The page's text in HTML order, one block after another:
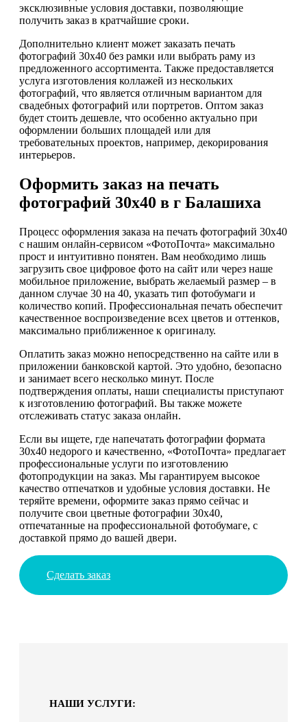
эксклюзивные условия доставки, позволяющие
получить заказ в кратчайшие сроки.
Дополнительно клиент может заказать печать
фотографий 30х40 без рамки или выбрать раму из
предложенного ассортимента. Также предоставляется
услуга изготовления коллажей из нескольких
фотографий, что является отличным вариантом для
свадебных фотографий или портретов. Оптом заказ
будет стоить дешевле, что особенно актуально при
оформлении больших площадей или для
требовательных проектов, например, декорирования
интерьеров.
Оформить заказ на печать
фотографий 30х40 в г Балашиха
Процесс оформления заказа на печать фотографий 30х40
с нашим онлайн-сервисом «ФотоПочта» максимально
прост и интуитивно понятен. Вам необходимо лишь
загрузить свое цифровое фото на сайт или через наше
мобильное приложение, выбрать желаемый размер – в
данном случае 30 на 40, указать тип фотобумаги и
количество копий. Профессиональная печать обеспечит
качественное воспроизведение всех цветов и оттенков,
максимально приближенное к оригиналу.
Оплатить заказ можно непосредственно на сайте или в
приложении банковской картой. Это удобно, безопасно
и занимает всего несколько минут. После
подтверждения оплаты, наши специалисты приступают
к изготовлению фотографий. Вы также можете
отслеживать статус заказа онлайн.
Если вы ищете, где напечатать фотографии формата
30х40 недорого и качественно, «ФотоПочта» предлагает
профессиональные услуги по изготовлению
фотопродукции на заказ. Мы гарантируем высокое
качество отпечатков и удобные условия доставки. Не
теряйте времени, оформите заказ прямо сейчас и
получите свои цветные фотографии 30х40,
отпечатанные на профессиональной фотобумаге, с
доставкой прямо до вашей двери.
Сделать заказ
НАШИ УСЛУГИ: